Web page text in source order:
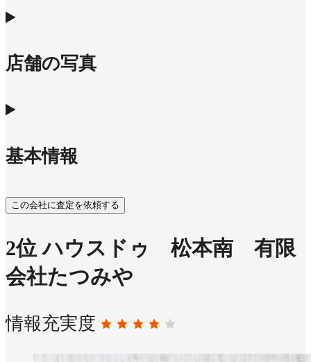
店舗の写真
基本情報
この会社に査定を依頼する
2位ハウスドゥ 松本南 有限
会社たつみや
情報充実度